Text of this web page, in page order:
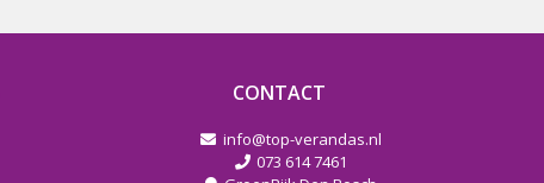
CONTACT
info@top-verandas.nl
073 614 7461